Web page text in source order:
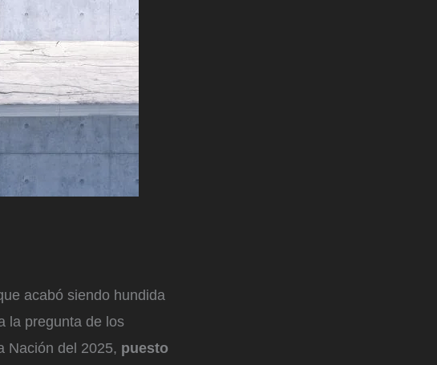
acabó siendo hundida
la pregunta de los
Nación del 2025, puesto